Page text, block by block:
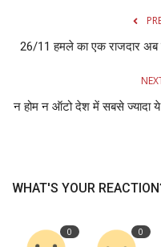
26/11 हमले का एक राजदार अब
न होम न ऑटो देश में सबसे ज्यादा
WHAT'S YOUR
0 0